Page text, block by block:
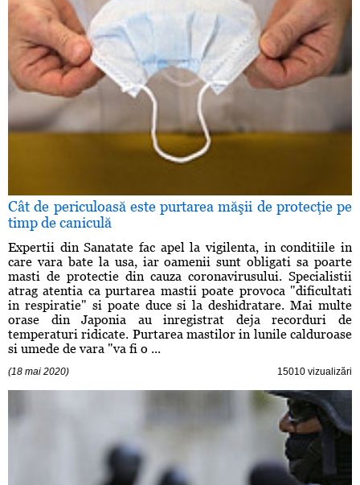
Cât de periculoasă este purtarea măşii de protecţie pe
timp de caniculă
Expertii din Sanatate fac apel la vigilenta, in conditiile in
care vara bate la usa, iar oamenii sunt obligati sa poarte
masti de protectie din cauza coronavirusului. Specialistii
atrag atentia ca purtarea mastii poate provoca "dificultati
in respiratie" si poate duce si la deshidratare. Mai multe
orase din Japonia au inregistrat deja recorduri de
temperaturi ridicate. Purtarea mastilor in lunile calduroase
si umede de vara "va fi o ...
(18 mai 2020) 15010 vizualizări